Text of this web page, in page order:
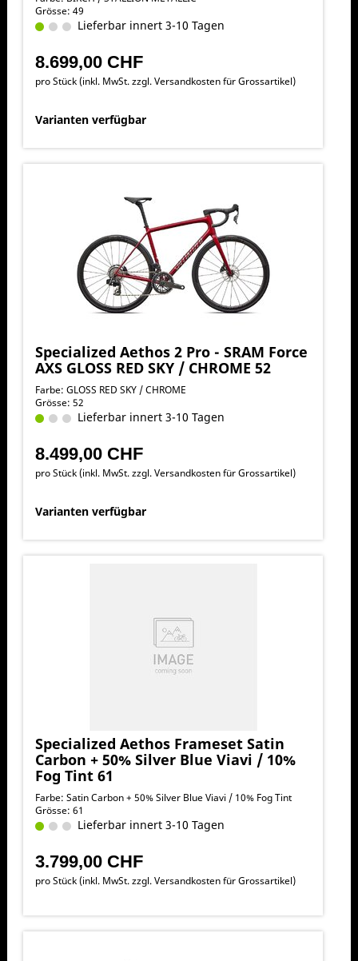
Grösse: 49
Lieferbar innert 3-10 Tagen
8.699,00 CHF
pro Stück (inkl. MwSt. zzgl.Versandkosten für Grossartikel)
Varianten verfügbar
Specialized Aethos 2 Pro - SRAM Force
AXS GLOSS RED SKY / CHROME 52
Farbe: GLOSS RED SKY / CHROME
Grösse: 52
Lieferbar innert 3-10 Tagen
8.499,00 CHF
pro Stück (inkl. MwSt. zzgl.Versandkosten für Grossartikel)
Varianten verfügbar
Specialized Aethos Frameset Satin
Carbon + 50% Silver Blue Viavi / 10%
Fog Tint 61
Farbe: Satin Carbon + 50% Silver Blue Viavi / 10% Fog Tint
Grösse: 61
Lieferbar innert 3-10 Tagen
3.799,00 CHF
pro Stück (inkl. MwSt. zzgl.Versandkosten für Grossartikel)